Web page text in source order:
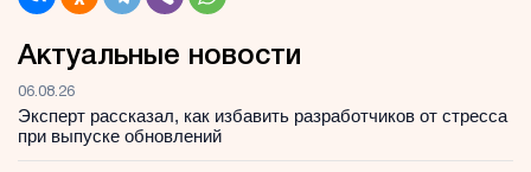
Актуальные новости
06.08.26
Эксперт рассказал, как избавить разработчиков от стресса
при выпуске обновлений